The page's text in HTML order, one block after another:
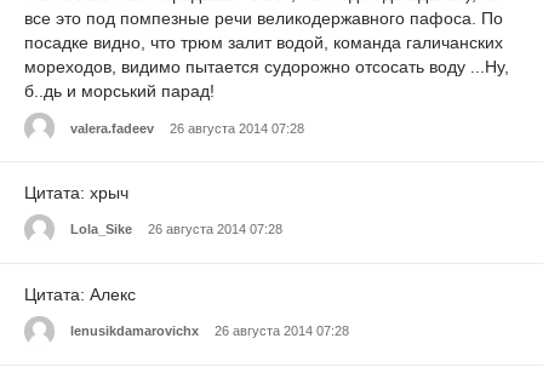
все это под помпезные речи великодержавного пафоса. По
посадке видно, что трюм залит водой, команда галичанских
мореходов, видимо пытается судорожно отсосать воду ...Ну,
б..дь и морський парад!
valera.fadeev 26 августа 2014 07:28
Цитата: хрыч
Lola_Sike 26 августа 2014 07:28
Цитата: Алекс
lenusikdamarovichx 26 августа 2014 07:28